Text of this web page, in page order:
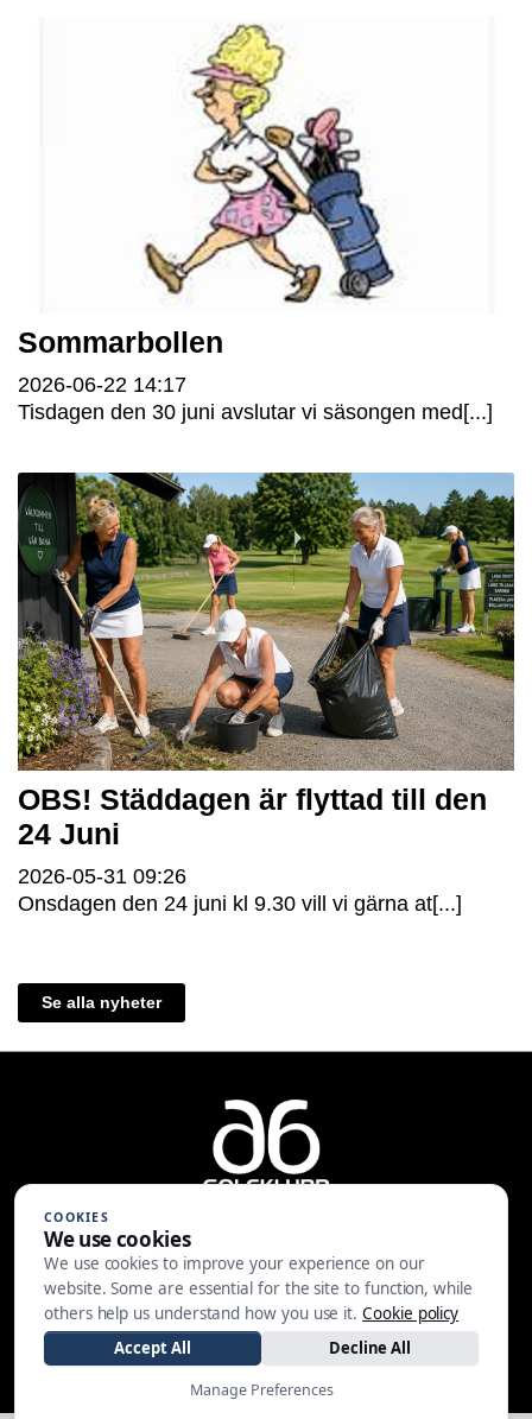
Sommarbollen
2026-06-22 14:17
Tisdagen den 30 juni avslutar vi säsongen med[...]
OBS! Städdagen är flyttad till den
24 Juni
2026-05-31 09:26
Onsdagen den 24 juni kl 9.30 vill vi gärna at[...]
Se alla nyheter
A6 Golfklubb | Centralvägen 37 |
553 05 JÖNKÖPING | 036-30 81 30
|info@a6gk.se
COOKIES
We use cookies
We use cookies to improve your experience on our
website. Some are essential for the site to function, while
others help us understand how you use it. Cookie policy
Accept All
Decline All
Manage Preferences